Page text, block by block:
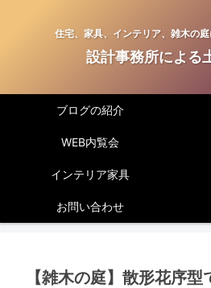
住宅、家具、インテリア、雑木の
設計事務所による
ブログの紹介
WEB内覧会
インテリア家具
お問い合わせ
【雑木の庭】散形花序